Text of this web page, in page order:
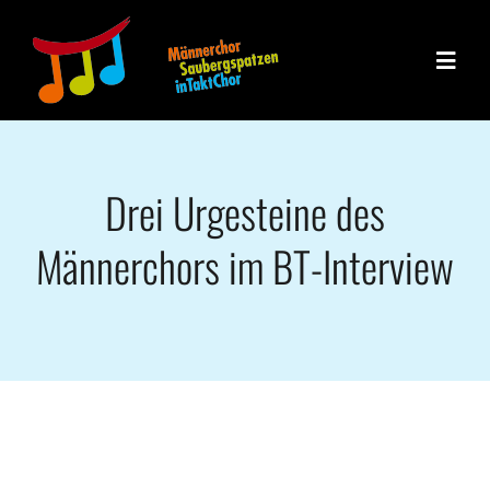
Inhalt
springen
Toggle
Drei Urgesteine des
Männerchors im BT-Interview